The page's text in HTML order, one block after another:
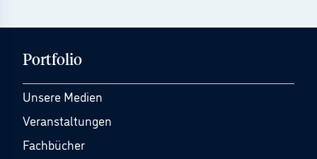
Portfolio
Unsere Medien
Veranstaltungen
Fachbücher